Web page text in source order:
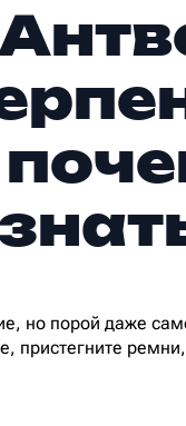
но порой даже
пристегните